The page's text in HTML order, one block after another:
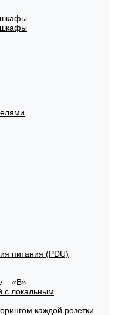
шкафы
шкафы
питания (PDU)
– «В»
с локальным
каждой розетки –